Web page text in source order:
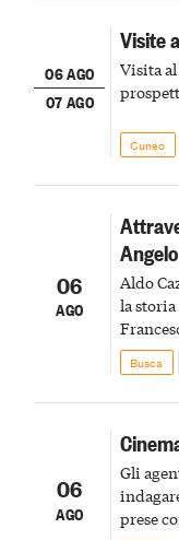
06 AGO
07 AGO
Visite
Visita
Cuneo
06
AGO
Aldo
la
agliBusca
06
AGO
Gli
prese